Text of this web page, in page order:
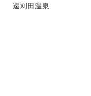
遠刈田温泉